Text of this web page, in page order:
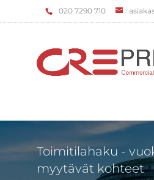
‌020 7290 710
Toimitilahaku -
myytävät kohteet